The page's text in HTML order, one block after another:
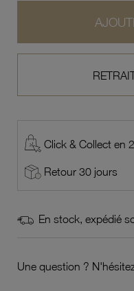
Click & Collect en
Retour 30 jours
En stock, expédié
Une question ?